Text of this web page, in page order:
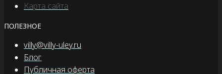
Карта сайта
ПОЛЕЗНОЕ
villy@villy-uley.ru
Блог
Публичная оферта